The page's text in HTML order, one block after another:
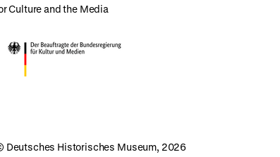
Culture and the Media
Deutsches Historisches Museum, 2026